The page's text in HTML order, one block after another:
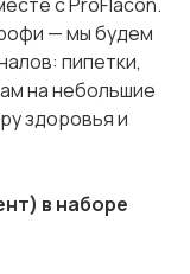
— мы будем
пипетки,
на небольшие
здоровья и
в наборе